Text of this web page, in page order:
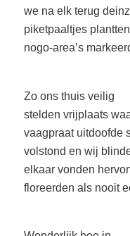
we na elk terug
piketpaaltjes
nogo-area’s
Zo ons thuis veilig
stelden vrijplaats
vaagpraat uitdoofde
volstond en wij
elkaar vonden
floreerden als nooit